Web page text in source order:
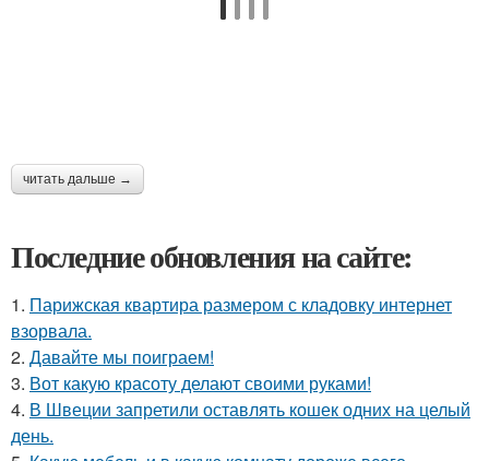
читать дальше →
Последние обновления на сайте:
1. Парижская квартира размером с кладовку интернет
взорвала.
2. Давайте мы поиграем!
3. Вот какую красоту делают своими руками!
4. В Швеции запретили оставлять кошек одних на целый
день.